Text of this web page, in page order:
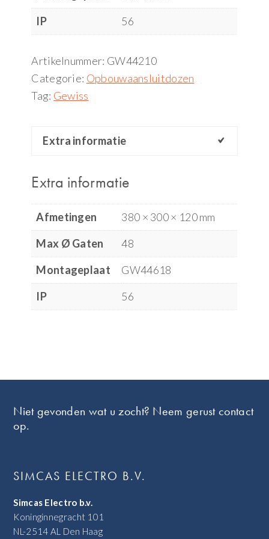
IP
56
Artikelnummer: GW44210
Categorie: Opbouwaansluitdozen
Tag: Gewiss
Extra informatie
Extra informatie
Afmetingen
380 × 300 × 120 mm
Max Ø Gaten
48
Montageplaat
GW44618
IP
56
Niet gevonden wat u zocht? Neem gerust contact
op.
SIMCAS ELECTRO B.V.
Simcas Electro b.v.
Koninginnegracht 101
NL-2514 AL Den Haag